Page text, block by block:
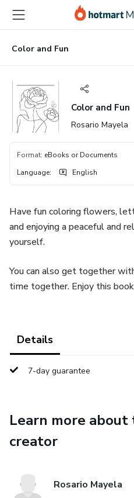
main
content
Color and Fun
Color and Fun
Rosario Mayela
Format: eBooks or Documents
Language: English
Have fun coloring flowers,
and enjoying a peaceful and
yourself.
You can also get together
time together. Enjoy this
Details
7-day guarantee
Learn more
creator
Rosario Mayela